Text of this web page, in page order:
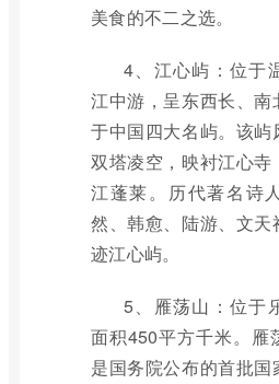
美食的不二之选。
4、江心屿：位于
江中游，呈东西长、南
于中国四大名屿。该
双塔凌空，映衬江心
江蓬莱。历代著名诗
然、韩愈、陆游、文天
迹江心屿。
5、雁荡山：位于
面积450平方千米。雁
是国务院公布的首批国